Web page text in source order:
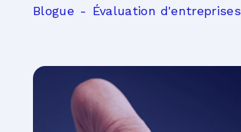
Blogue Évaluation d'entreprises